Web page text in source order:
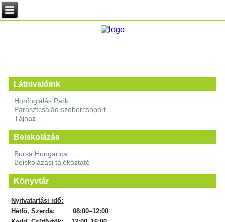
Látnivalóink
Honfoglalás Park
Parasztcsalád szoborcsoport
Tájház
Beiskolázás
Bursa Hungarica
Beiskolázási tájékoztató
Könyvtár
Nyitvatartási idő:
Hétfő, Szerda: 08:00–12:00